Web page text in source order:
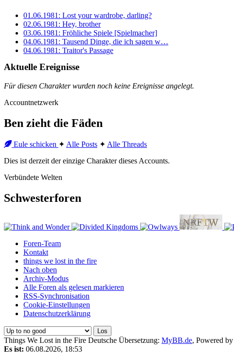
01.06.1981: Lost your wardrobe, darling?
02.06.1981: Hey, brother
03.06.1981: Fröhliche Spiele [Spielmacher]
04.06.1981: Tausend Dinge, die ich sagen w…
04.06.1981: Traitor's Passage
Aktuelle Ereignisse
Für diesen Charakter wurden noch keine Ereignisse angelegt.
Accountnetzwerk
Ben zieht die Fäden
Eule schicken ✦︎ Alle Posts ✦︎ Alle Threads
Dies ist derzeit der einzige Charakter dieses Accounts.
Verbündete Welten
Schwesterforen
Foren-Team
Kontakt
things we lost in the fire
Nach oben
Archiv-Modus
Alle Foren als gelesen markieren
RSS-Synchronisation
Cookie-Einstellungen
Datenschutzerklärung
Things We Lost in the Fire Deutsche Übersetzung: MyBB.de, Powered by
Es ist: 06.08.2026, 18:53